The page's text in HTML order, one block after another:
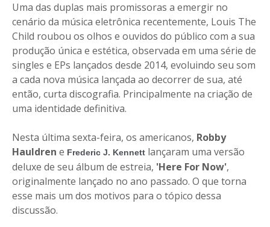
Uma das duplas mais promissoras a emergir no
cenário da música eletrônica recentemente, Louis The
Child roubou os olhos e ouvidos do público com a sua
produção única e estética, observada em uma série de
singles e EPs lançados desde 2014, evoluindo seu som
a cada nova música lançada ao decorrer de sua, até
então, curta discografia. Principalmente na criação de
uma identidade definitiva.
Nesta última sexta-feira, os americanos, Robby
Hauldren e Frederic J. Kennett lançaram uma versão
deluxe de seu álbum de estreia, 'Here For Now',
originalmente lançado no ano passado. O que torna
esse mais um dos motivos para o tópico dessa
discussão.